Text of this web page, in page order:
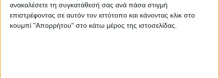
ανακαλέσετε τη συγκατάθεσή σας ανά πάσα στιγμή
επιστρέφοντας σε αυτόν τον ιστότοπο και κάνοντας κλικ στο
κουμπί "Απορρήτου" στο κάτω μέρος της ιστοσελίδας.
επιστραφούν όλα τα χρήματα αυτά στους
αγρότες, να μην πληρώσουν κανένα
πρόστιμο ούτε οι αγρότες, ούτε οι